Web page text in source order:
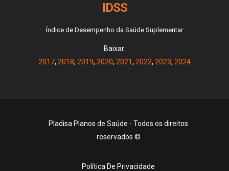
IDSS
Índice de Desempenho da Saúde Suplementar
Baixar:
2017, 2018, 2019, 2020, 2021, 2022, 2023, 2024
Pladisa Planos de Saúde - Todos os direitos
reservados ©
Política De Privacidade